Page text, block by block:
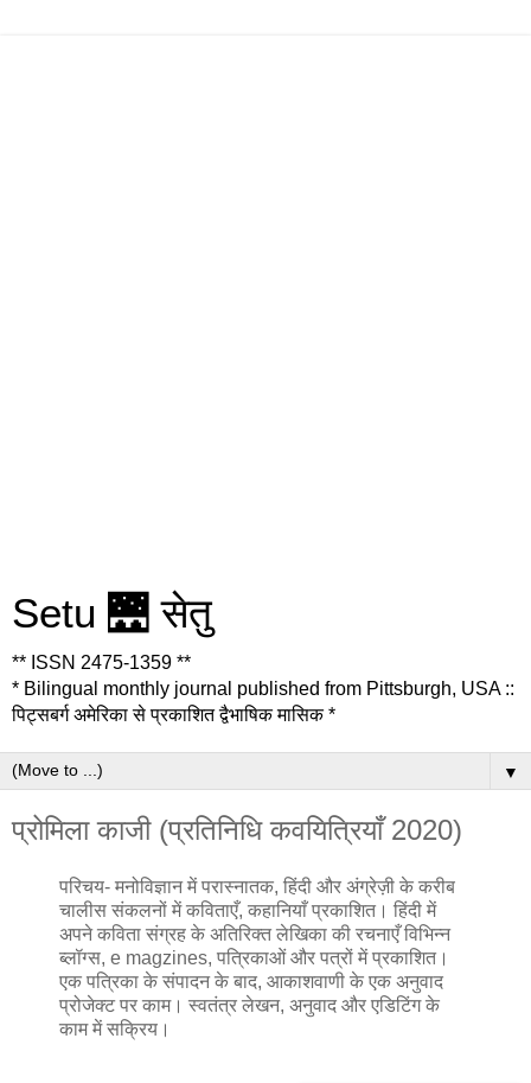
Setu 🌉 सेतु
** ISSN 2475-1359 **
* Bilingual monthly journal published from Pittsburgh, USA ::
पिट्सबर्ग अमेरिका से प्रकाशित द्वैभाषिक मासिक *
▼
प्रोमिला काजी (प्रतिनिधि कवयित्रियाँ 2020)
परिचय- मनोविज्ञान में परास्नातक, हिंदी और अंग्रेज़ी के करीब
चालीस संकलनों में कविताएँ, कहानियाँ प्रकाशित। हिंदी में
अपने कविता संग्रह के अतिरिक्त लेखिका की रचनाएँ विभिन्न
ब्लॉग्स, e magzines, पत्रिकाओं और पत्रों में प्रकाशित।
एक पत्रिका के संपादन के बाद, आकाशवाणी के एक अनुवाद
प्रोजेक्ट पर काम। स्वतंत्र लेखन, अनुवाद और एडिटिंग के
काम में सक्रिय।